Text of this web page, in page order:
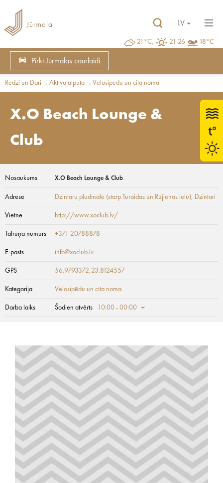
21°C, 21:26 18°C
LV
Pirkt Jūrmalas caurlaidi
Redzi un Dari Aktīvā atpūta Velosipēdu un cita noma
X.O Beach Lounge &
Club
Nosaukums X.O Beach Lounge & Club
Adrese Dzintaru pludmale (starp Turaidas un Rūjienas ielu), Dzintari
Vietne http://www.xoclub.lv/
Tālruņa numurs +371 20788878
E-pasts info@xoclub.lv
GPS 56.9793372,23.8124557
Kategorija Velosipēdu un cita noma
Darba laiks Šodien atvērts 10:00 - 00:00